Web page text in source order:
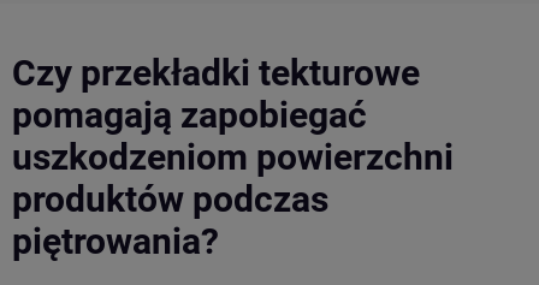
Czy przekładki tekturowe
pomagają zapobiegać
uszkodzeniom powierzchni
produktów podczas
piętrowania?